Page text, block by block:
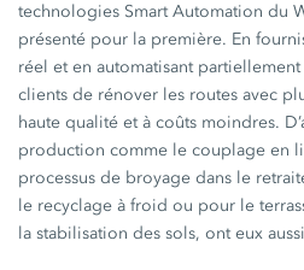
technologies Smart Automation du
présenté pour la première. En
réel et en automatisant
clients de rénover les routes avec
haute qualité et à coûts moindres.
production comme le couplage en
processus de broyage dans le
le recyclage à froid ou pour le
la stabilisation des sols, ont eux